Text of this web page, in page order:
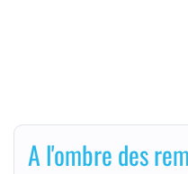
A l'ombre des